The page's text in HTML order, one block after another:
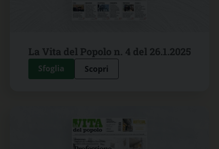
La Vita del Popolo n. 4 del 26.1.2025
Sfoglia Scopri